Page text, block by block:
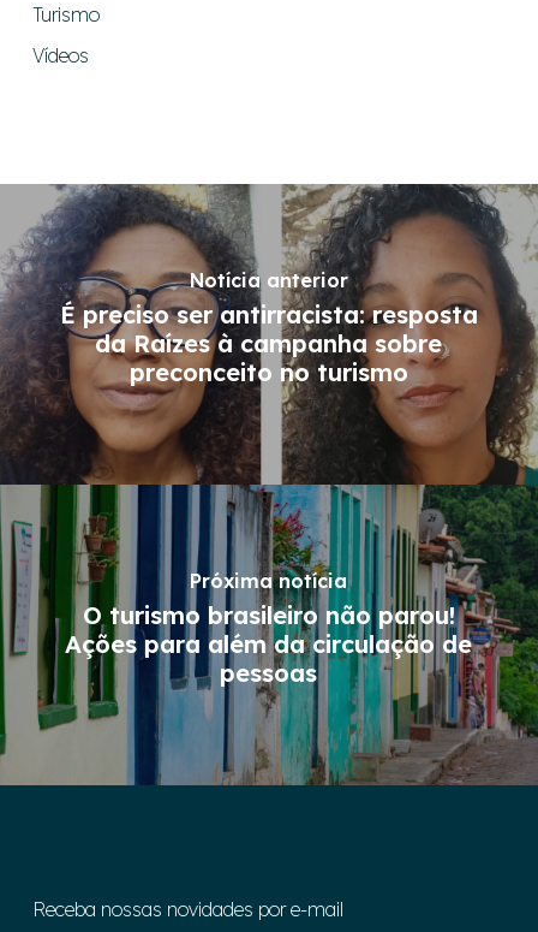
Turismo
Vídeos
Notícia anterior
É preciso ser antirracista: resposta
da Raízes à campanha sobre
preconceito no turismo
Próxima notícia
O turismo brasileiro não parou!
Ações para além da circulação de
pessoas
Receba nossas novidades por e-mail